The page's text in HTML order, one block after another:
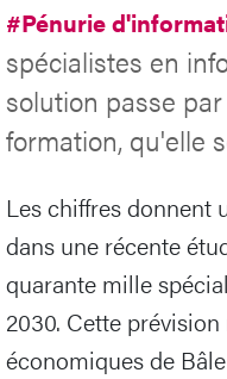
#Pénurie
spécialistes en
solution passe
formation, qu'elle
Les chiffres donnent
dans une récente
quarante mille
2030. Cette prévision
économiques de